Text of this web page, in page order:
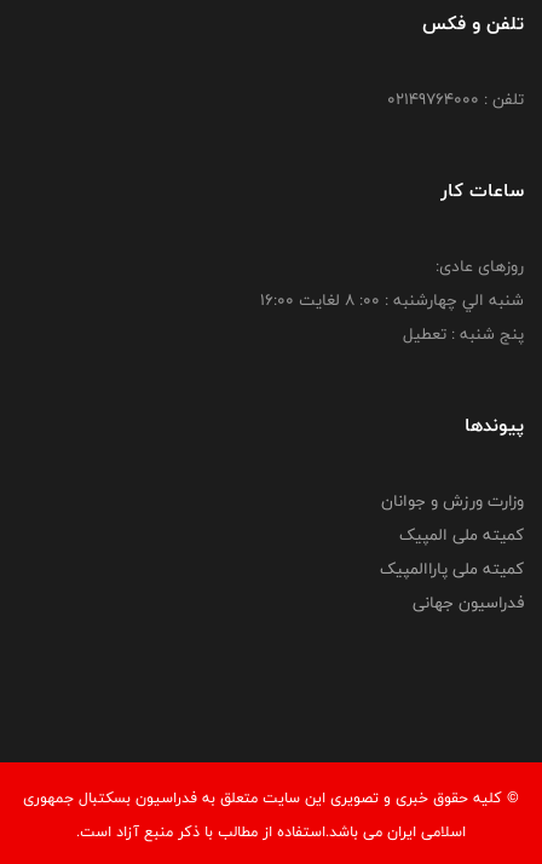
تلفن و فکس
تلفن : 02149764000
ساعات کار
روزهای عادی:
شنبه الي چهارشنبه : 00: 8 لغايت 16:00
پنج شنبه : تعطیل
پیوندها
وزارت ورزش و جوانان
کمیته ملی المپیک
کمیته ملی پاراالمپیک
فدراسیون جهانی
© کليه حقوق خبری و تصويری اين سايت متعلق به فدراسیون بسکتبال جمهوری
اسلامی ایران می باشد.استفاده از مطالب با ذكر منبع آزاد است.